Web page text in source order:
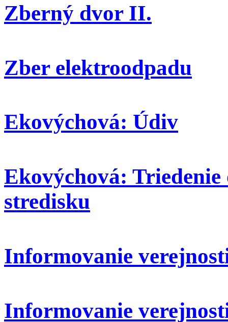
Zberný dvor II.
Zber elektroodpadu
Ekovýchová: Údiv
Ekovýchová:
stredisku
Informovanie
Informovanie